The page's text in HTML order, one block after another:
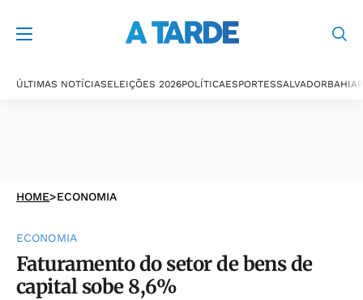
ÚLTIMAS NOTÍCIASELEIÇÕES 2026POLÍTICAESPORTESSALVADORBAHIA
HOME>ECONOMIA
ECONOMIA
Faturamento do setor de bens de
capital sobe 8,6%